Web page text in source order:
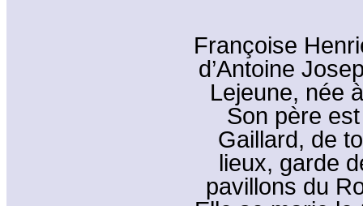
Françoise
d’Antoine
Lejeune, née
Son père
Gaillard, de
lieux, garde
pavillons du